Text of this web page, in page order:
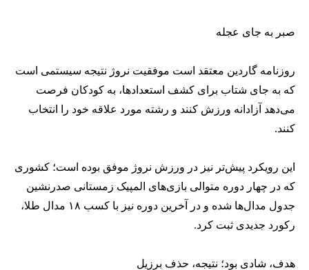
صبر به جای عجله
روزنامه گاردین معتقد است موفقیت نروژ نتیجه سیستمی است
که به جای شتاب برای کشف استعدادها، به کودکان فرصت
می‌دهد آزادانه ورزش کنند و رشته مورد علاقه خود را انتخاب
کنند.
این رویکرد پیش‌تر نیز در ورزش نروژ موفق بوده است؛ کشوری
که در چهار دوره متوالی بازی‌های المپیک زمستانی صدرنشین
جدول مدال‌ها شده و در آخرین دوره نیز با کسب ۱۸ مدال طلا،
رکورد جدیدی ثبت کرد.
هدف، شادی بود؛ نتیجه، حذف برزیل